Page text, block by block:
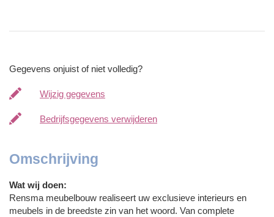
Gegevens onjuist of niet volledig?
Wijzig gegevens
Bedrijfsgegevens verwijderen
Omschrijving
Wat wij doen:
Rensma meubelbouw realiseert uw exclusieve interieurs en
meubels in de breedste zin van het woord. Van complete